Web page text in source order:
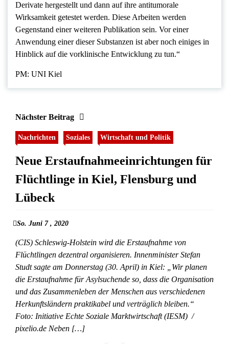
Derivate hergestellt und dann auf ihre antitumorale
Wirksamkeit getestet werden. Diese Arbeiten werden
Gegenstand einer weiteren Publikation sein. Vor einer
Anwendung einer dieser Substanzen ist aber noch einiges in
Hinblick auf die vorklinische Entwicklung zu tun.“
PM: UNI Kiel
Nächster Beitrag
Nachrichten Soziales Wirtschaft und Politik
Neue Erstaufnahmeeinrichtungen für
Flüchtlinge in Kiel, Flensburg und
Lübeck
So. Juni 7 , 2020
(CIS) Schleswig-Holstein wird die Erstaufnahme von
Flüchtlingen dezentral organisieren. Innenminister Stefan
Studt sagte am Donnerstag (30. April) in Kiel: „Wir planen
die Erstaufnahme für Asylsuchende so, dass die Organisation
und das Zusammenleben der Menschen aus verschiedenen
Herkunftsländern praktikabel und verträglich bleiben.“
Foto: Initiative Echte Soziale Marktwirtschaft (IESM) /
pixelio.de Neben […]